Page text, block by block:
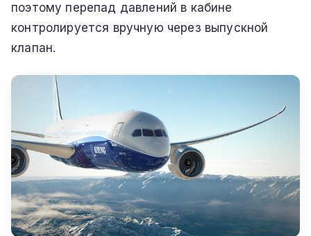
поэтому перепад давлений в кабине
контролируется вручную через выпускной
клапан.